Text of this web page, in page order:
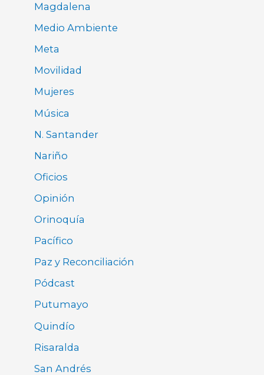
Magdalena
Medio Ambiente
Meta
Movilidad
Mujeres
Música
N. Santander
Nariño
Oficios
Opinión
Orinoquía
Pacífico
Paz y Reconciliación
Pódcast
Putumayo
Quindío
Risaralda
San Andrés